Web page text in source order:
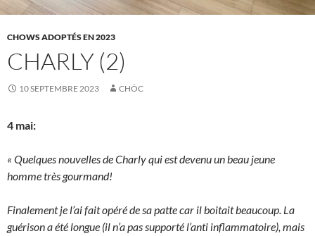
CHOWS ADOPTÉS EN 2023
CHARLY (2)
10 SEPTEMBRE 2023 CHÔC
4 mai:
« Quelques nouvelles de Charly qui est devenu un beau jeune
homme très gourmand!
Finalement je l’ai fait opéré de sa patte car il boitait beaucoup. La
guérison a été longue (il n’a pas supporté l’anti inflammatoire), mais